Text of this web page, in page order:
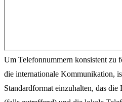
Um Telefonnummern konsistent zu
die internationale Kommunikation,
Standardformat einzuhalten, das